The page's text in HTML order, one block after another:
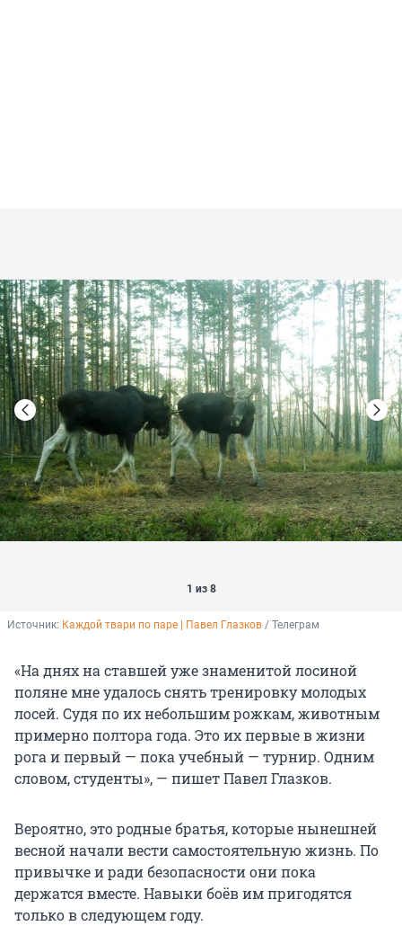
1 из 8
Источник: Каждой твари по паре | Павел Глазков / Телеграм
«На днях на ставшей уже знаменитой лосиной
поляне мне удалось снять тренировку молодых
лосей. Судя по их небольшим рожкам, животным
примерно полтора года. Это их первые в жизни
рога и первый — пока учебный — турнир. Одним
словом, студенты», — пишет Павел Глазков.
Вероятно, это родные братья, которые нынешней
весной начали вести самостоятельную жизнь. По
привычке и ради безопасности они пока
держатся вместе. Навыки боёв им пригодятся
только в следующем году.